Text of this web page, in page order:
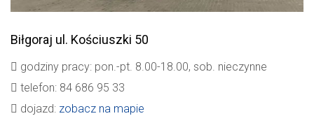
Biłgoraj ul. Kościuszki 50
godziny pracy: pon.-pt. 8.00-18.00, sob. nieczynne
telefon: 84 686 95 33
dojazd: zobacz na mapie